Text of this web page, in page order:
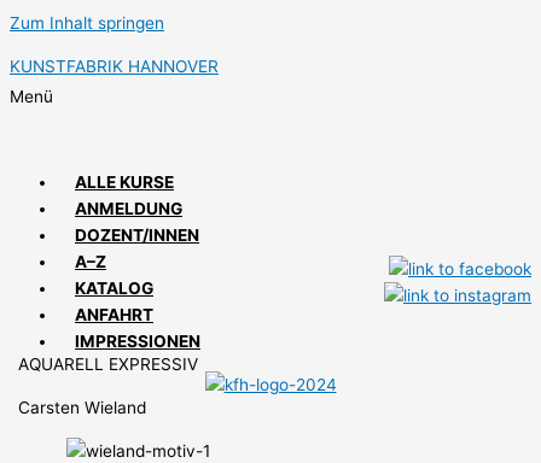
Zum Inhalt springen
KUNSTFABRIK HANNOVER
Menü
ALLE KURSE
ANMELDUNG
DOZENT/INNEN
A–Z
KATALOG
ANFAHRT
IMPRESSIONEN
AQUARELL EXPRESSIV
Carsten Wieland